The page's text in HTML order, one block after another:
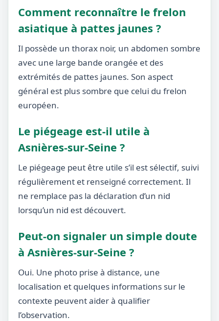
Comment reconnaître le frelon
asiatique à pattes jaunes ?
Il possède un thorax noir, un abdomen sombre
avec une large bande orangée et des
extrémités de pattes jaunes. Son aspect
général est plus sombre que celui du frelon
européen.
Le piégeage est-il utile à
Asnières-sur-Seine ?
Le piégeage peut être utile s’il est sélectif, suivi
régulièrement et renseigné correctement. Il
ne remplace pas la déclaration d’un nid
lorsqu’un nid est découvert.
Peut-on signaler un simple doute
à Asnières-sur-Seine ?
Oui. Une photo prise à distance, une
localisation et quelques informations sur le
contexte peuvent aider à qualifier
l’observation.